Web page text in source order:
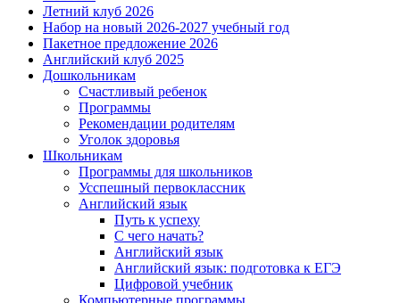
Летний клуб 2026
Набор на новый 2026-2027 учебный год
Пакетное предложение 2026
Английский клуб 2025
Дошкольникам
Счастливый ребенок
Программы
Рекомендации родителям
Уголок здоровья
Школьникам
Программы для школьников
Усспешный первоклассник
Английский язык
Путь к успеху
С чего начать?
Английский язык
Английский язык: подготовка к ЕГЭ
Цифровой учебник
Компьютерные программы